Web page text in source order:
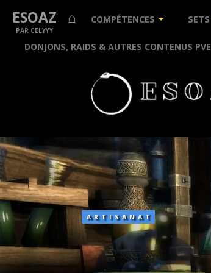
ESOAZ ⌂
PAR CELYYY
COMPÉTENCES SETS
DONJONS, RAIDS & AUTRES CONTENUS PVE
Les
compétences
d’Alchimie
ARTISANAT